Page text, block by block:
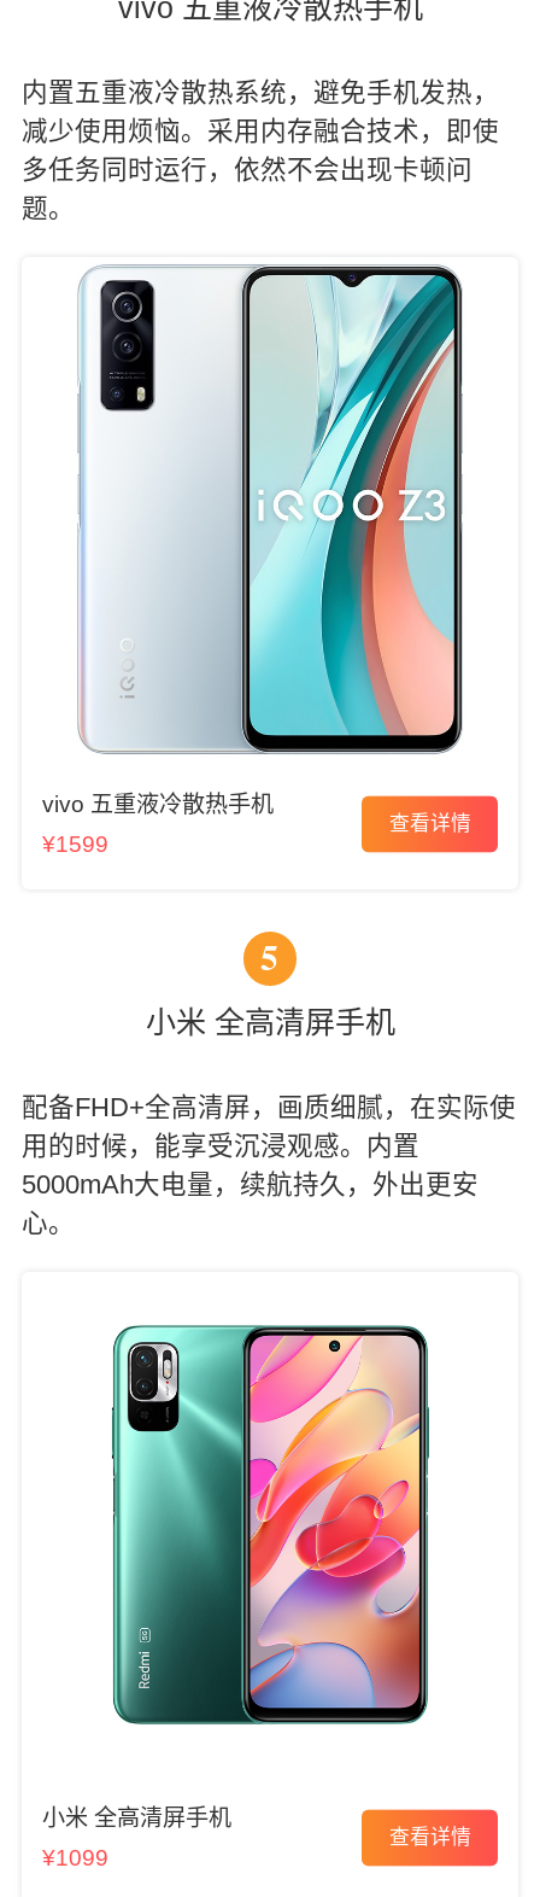
vivo 五重液冷散热手机
内置五重液冷散热系统，避免手机发热，
减少使用烦恼。采用内存融合技术，即使
多任务同时运行，依然不会出现卡顿问
题。
vivo 五重液冷散热手机
¥1599
查看详情
5
小米 全高清屏手机
配备FHD+全高清屏，画质细腻，在实际使
用的时候，能享受沉浸观感。内置
5000mAh大电量，续航持久，外出更安
心。
小米 全高清屏手机
¥1099
查看详情